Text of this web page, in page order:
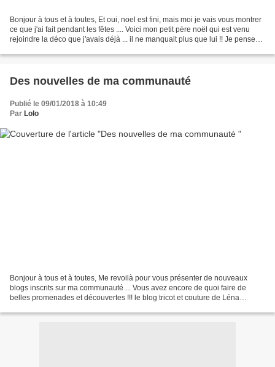
Bonjour à tous et à toutes, Et oui, noel est fini, mais moi je vais vous montrer
ce que j'ai fait pendant les fêtes .... Voici mon petit père noël qui est venu
rejoindre la déco que j'avais déjà ... il ne manquait plus que lui !! Je pense
Des nouvelles de ma communauté
Publié le 09/01/2018 à 10:49
Par Lolo
Bonjour à tous et à toutes, Me revoilà pour vous présenter de nouveaux
blogs inscrits sur ma communauté ... Vous avez encore de quoi faire de
belles promenades et découvertes !!! le blog tricot et couture de Léna